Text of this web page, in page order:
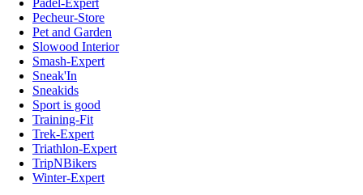
Padel-Expert
Pecheur-Store
Pet and Garden
Slowood Interior
Smash-Expert
Sneak'In
Sneakids
Sport is good
Training-Fit
Trek-Expert
Triathlon-Expert
TripNBikers
Winter-Expert